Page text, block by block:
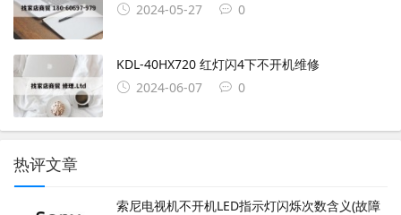
2024-05-27
0
KDL-40HX720 红灯闪4下不开机维修
2024-06-07
0
热评文章
索尼电视机不开机LED指示灯闪烁次数含义(故障